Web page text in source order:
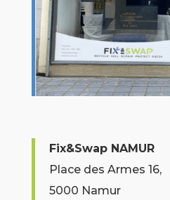
Fix&Swap NAMUR
Place des Armes 16,
5000 Namur